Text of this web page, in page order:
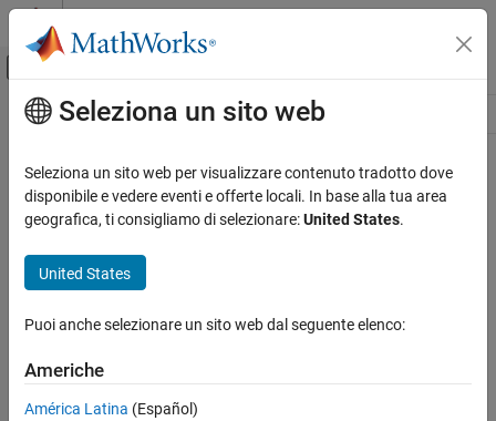
Vai al contenuto
Attiva/disattiva menu di navigazione
Risorsa
Stato
Contenuto principale
Seleziona un sito web
Seleziona un sito web per visualizzare contenuto tradotto dove
disponibile e vedere eventi e offerte locali. In base alla tua area
geografica, ti consigliamo di selezionare:United States.
United States
Puoi anche selezionare un sito web dal seguente elenco:
Americhe
América Latina (Español)